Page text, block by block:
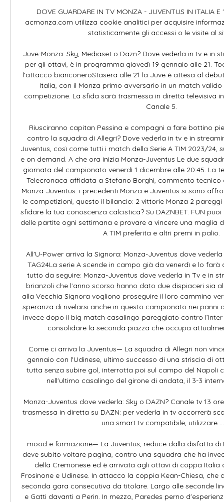
DOVE GUARDARE IN TV MONZA - JUVENTUS IN ITALIA
acmonza.com utilizza cookie analitici per acquisire
statisticamente gli accessi o le visite al
Juve-Monza: Sky, Mediaset o Dazn? Dove vederla in tv e in
per gli ottavi, è in programma giovedì 19 gennaio alle 21.
l'attacco bianconeroStasera alle 21 la Juve è attesa al
Italia, con il Monza primo avversario in un match
competizione. La sfida sarà trasmessa in diretta televisiva
Canale 5.
Riusciranno capitan Pessina e compagni a fare bottino
contro la squadra di Allegri? Dove vederla in tv e in
Juventus, così come tutti i match della Serie A TIM 2023/24,
e on demand. A che ora inizia Monza-Juventus Le due
giornata del campionato venerdì 1 dicembre alle 20:45. La
Telecronaca affidata a Stefano Borghi, commento tecnico
Monza-Juventus: i precedenti Monza e Juventus si sono
le competizioni, questo il bilancio: 2 vittorie Monza 2
sfidare la tua conoscenza calcistica? Su DAZNBET. FUN
delle partite ogni settimana e provare a vincere una maglia
A TIM preferita e altri premi in palio.
All'U-Power arriva la Signora: Monza-Juventus dove
TAG24La serie A scende in campo già da venerdì e lo
tutto da seguire: Monza-Juventus dove vederla in Tv e in
brianzoli che l’anno scorso hanno dato due dispiaceri sia
alla Vecchia Signora vogliono proseguire il loro cammino
speranza di rivelarsi anche in questo campionato nei panni
invece dopo il big match casalingo pareggiato contro
consolidare la seconda piazza che occupa
Come ci arriva la Juventus— La squadra di Allegri non
gennaio con l'Udinese, ultimo successo di una striscia di
tutta senza subire gol, interrotta poi sul campo del Napoli
nell'ultimo casalingo del girone di andata, il 3-3
Monza-Juventus dove vederla: Sky o DAZN? Canale tv 13
trasmessa in diretta su DAZN: per vederla in tv occorrerà
una smart tv compatibile, utilizzare ...
mood e formazione— La Juventus, reduce dalla disfatta
deve subito voltare pagina, contro una squadra che ha
della Cremonese ed è arrivata agli ottavi di coppa Italia
Frosinone e Udinese. In attacco la coppia Kean-Chiesa, che
seconda gara consecutiva da titolare. Largo alle seconde
e Gatti davanti a Perin. In mezzo, Paredes perno